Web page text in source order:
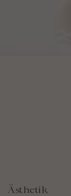
Ästhetik